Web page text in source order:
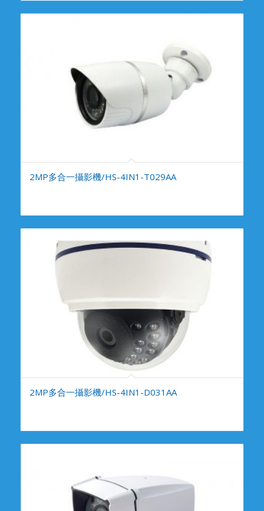
2MP多合一攝影機/HS-4IN1-T029AA
2MP多合一攝影機/HS-4IN1-D031AA